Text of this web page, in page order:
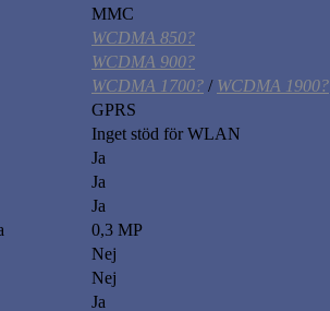
MMC
WCDMA 850?
WCDMA 900?
WCDMA 1700? / WCDMA 1900?
GPRS
Inget stöd för WLAN
Ja
Ja
Ja
0,3 MP
Nej
Nej
Ja